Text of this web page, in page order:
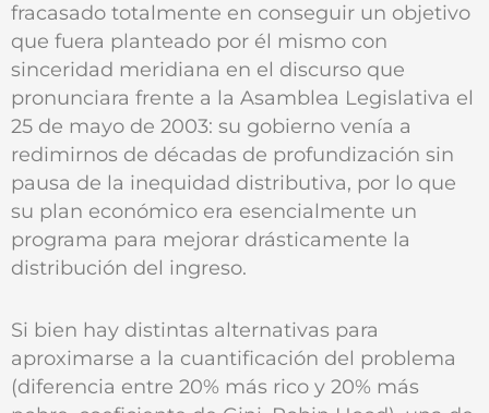
fracasado totalmente en conseguir un objetivo
que fuera planteado por él mismo con
sinceridad meridiana en el discurso que
pronunciara frente a la Asamblea Legislativa el
25 de mayo de 2003: su gobierno venía a
redimirnos de décadas de profundización sin
pausa de la inequidad distributiva, por lo que
su plan económico era esencialmente un
programa para mejorar drásticamente la
distribución del ingreso.
Si bien hay distintas alternativas para
aproximarse a la cuantificación del problema
(diferencia entre 20% más rico y 20% más